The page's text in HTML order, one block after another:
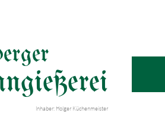
Inhaber: Holger Küchenmeister